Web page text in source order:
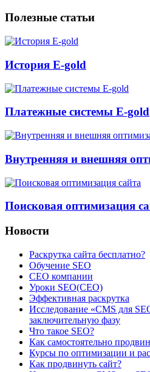
Полезные статьи
История E-gold
Платежные системы E-gold
Внутренняя и внешняя
Поисковая оптимизация
Новости
Раскрутка сайта бесплатно?
Обучение SEO
CEO компании
Уроки SEO(СЕО)
Эффективная раскрутка
Исследование «CMS для
заключительную фазу
Что такое SEO?
Как самостоятельно
Курсы по оптимизации и
Как продвинуть сайт?